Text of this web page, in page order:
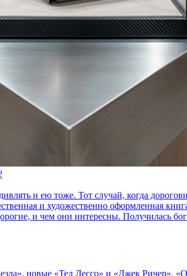
и ею тоже. Тот случай, когда
и художественно оформленная
и чем они интересны. Получилась
новые «Тед Лессо» и «Джек Ричер»,